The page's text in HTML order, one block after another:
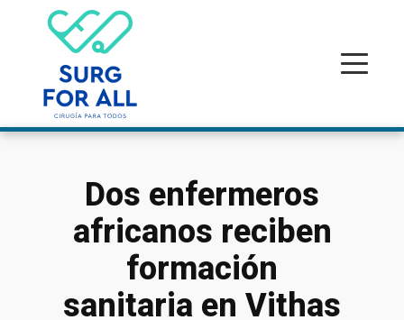
Dos enfermeros
africanos reciben
formación
sanitaria en Vithas